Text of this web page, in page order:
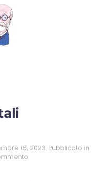
16, 2023. Pubblicato in